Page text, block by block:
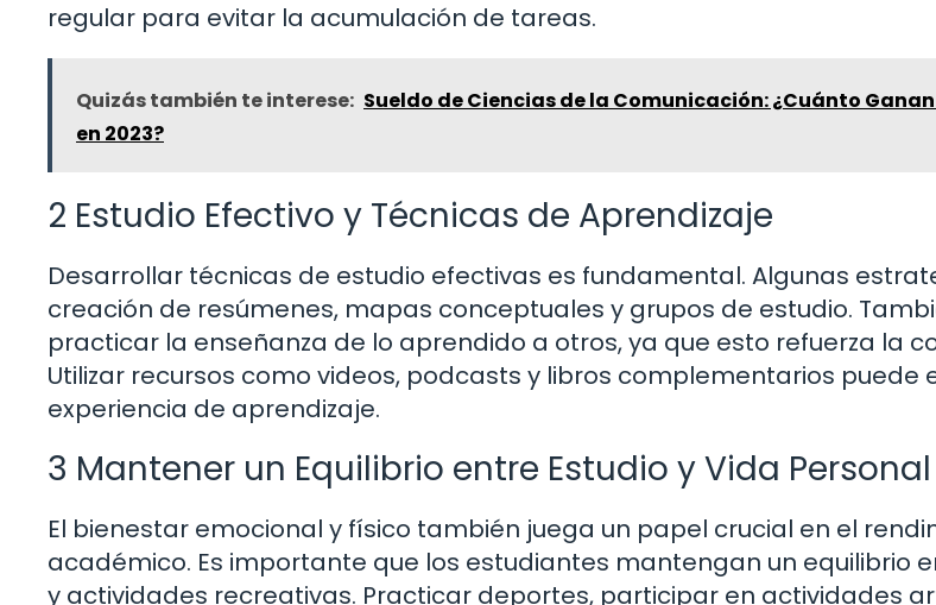
regular para evitar la acumulación de tareas.
Quizás también te interese: Sueldo de Ciencias de la Comunicación: ¿Cuánto
en 2023?
2 Estudio Efectivo y Técnicas de Aprendizaje
Desarrollar técnicas de estudio efectivas es fundamental. Algunas
creación de resúmenes, mapas conceptuales y grupos de estudio.
practicar la enseñanza de lo aprendido a otros, ya que esto refuerza la
Utilizar recursos como videos, podcasts y libros complementarios puede
experiencia de aprendizaje.
3 Mantener un Equilibrio entre Estudio y Vida Personal
El bienestar emocional y físico también juega un papel crucial en el
académico. Es importante que los estudiantes mantengan un equilibrio
y actividades recreativas. Practicar deportes, participar en actividades